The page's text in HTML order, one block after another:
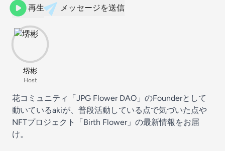
再生 メッセージを送信
堺彬
Host
花コミュニティ「JPG Flower DAO」のFounderとして
動いているakiが、普段活動している点で気づいた点や
NFTプロジェクト「Birth Flower」の最新情報をお届
け。